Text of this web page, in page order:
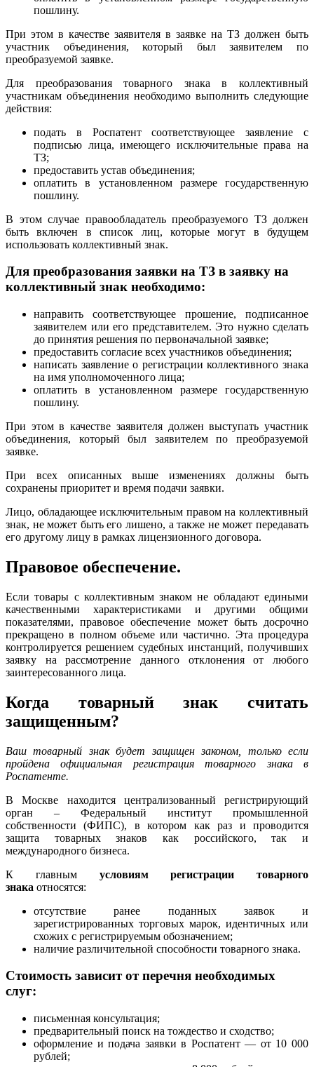
пошлину.
При этом в качестве заявителя в заявке на ТЗ должен быть
участник объединения, который был заявителем по
преобразуемой заявке.
Для преобразования товарного знака в коллективный
участникам объединения необходимо выполнить следующие
действия:
подать в Роспатент соответствующее заявление с
подписью лица, имеющего исключительные права на
ТЗ;
предоставить устав объединения;
оплатить в установленном размере государственную
пошлину.
В этом случае правообладатель преобразуемого ТЗ должен
быть включен в список лиц, которые могут в будущем
использовать коллективный знак.
Для преобразования заявки на ТЗ в заявку на
коллективный знак необходимо:
направить соответствующее прошение, подписанное
заявителем или его представителем. Это нужно сделать
до принятия решения по первоначальной заявке;
предоставить согласие всех участников объединения;
написать заявление о регистрации коллективного знака
на имя уполномоченного лица;
оплатить в установленном размере государственную
пошлину.
При этом в качестве заявителя должен выступать участник
объединения, который был заявителем по преобразуемой
заявке.
При всех описанных выше изменениях должны быть
сохранены приоритет и время подачи заявки.
Лицо, обладающее исключительным правом на коллективный
знак, не может быть его лишено, а также не может передавать
его другому лицу в рамках лицензионного договора.
Правовое обеспечение.
Если товары с коллективным знаком не обладают едиными
качественными характеристиками и другими общими
показателями, правовое обеспечение может быть досрочно
прекращено в полном объеме или частично. Эта процедура
контролируется решением судебных инстанций, получивших
заявку на рассмотрение данного отклонения от любого
заинтересованного лица.
Когда товарный знак считать
защищенным?
Ваш товарный знак будет защищен законом, только если
пройдена официальная регистрация товарного знака в
Роспатенте.
В Москве находится централизованный регистрирующий
орган – Федеральный институт промышленной
собственности (ФИПС), в котором как раз и проводится
защита товарных знаков как российского, так и
международного бизнеса.
К главным условиям регистрации товарного
знака относятся:
отсутствие ранее поданных заявок и
зарегистрированных торговых марок, идентичных или
схожих с регистрируемым обозначением;
наличие различительной способности товарного знака.
Стоимость зависит от перечня необходимых
слуг:
письменная консультация;
предварительный поиск на тождество и сходство;
оформление и подача заявки в Роспатент — от 10 000
рублей;